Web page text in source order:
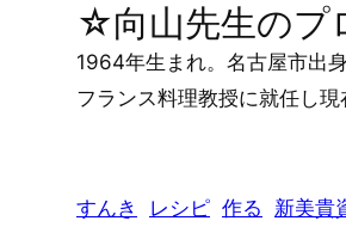
☆向山先生のプ
1964年生まれ。名古屋市出
フランス料理教授に就任し
すんき レシピ 作る 新美貴